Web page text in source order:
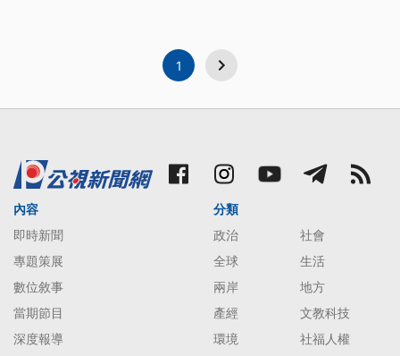
1
內容
即時新聞
專題策展
數位敘事
當期節目
深度報導
分類
政治
社會
全球
生活
兩岸
地方
產經
文教科技
環境
社福人權